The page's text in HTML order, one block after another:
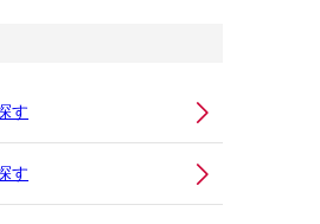
す
す